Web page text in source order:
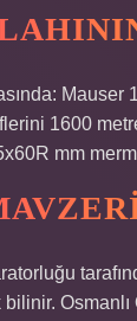
Mauser
1600
mm